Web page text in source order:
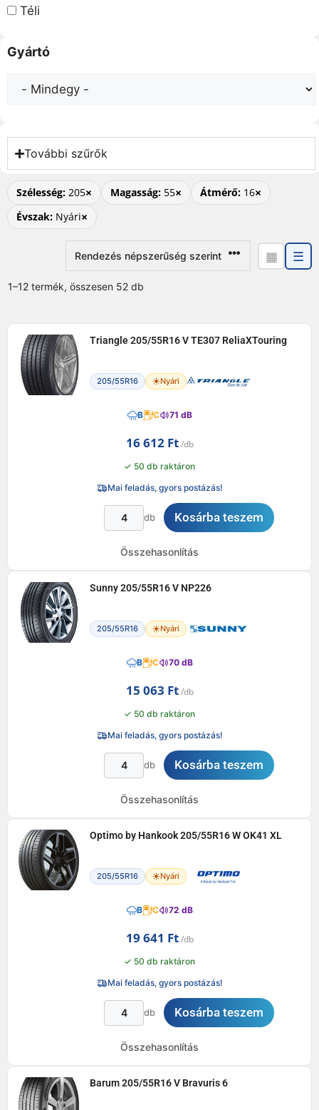
Téli
Gyártó
További szűrők
Szélesség: 205× Magasság: 55× Átmérő: 16×
Évszak: Nyári×
▦ ☰
1–12 termék, összesen 52 db
Triangle 205/55R16 V TE307 ReliaXTouring
205/55R16 Nyári
B C 71 dB
16 612 Ft
✓ 50 db raktáron
Mai feladás, gyors postázás!
db Kosárba teszem
Összehasonlítás
Sunny 205/55R16 V NP226
205/55R16 Nyári
B C 70 dB
15 063 Ft
✓ 50 db raktáron
Mai feladás, gyors postázás!
db Kosárba teszem
Összehasonlítás
Optimo by Hankook 205/55R16 W OK41 XL
205/55R16 Nyári
B C 72 dB
19 641 Ft
✓ 50 db raktáron
Mai feladás, gyors postázás!
db Kosárba teszem
Összehasonlítás
Barum 205/55R16 V Bravuris 6